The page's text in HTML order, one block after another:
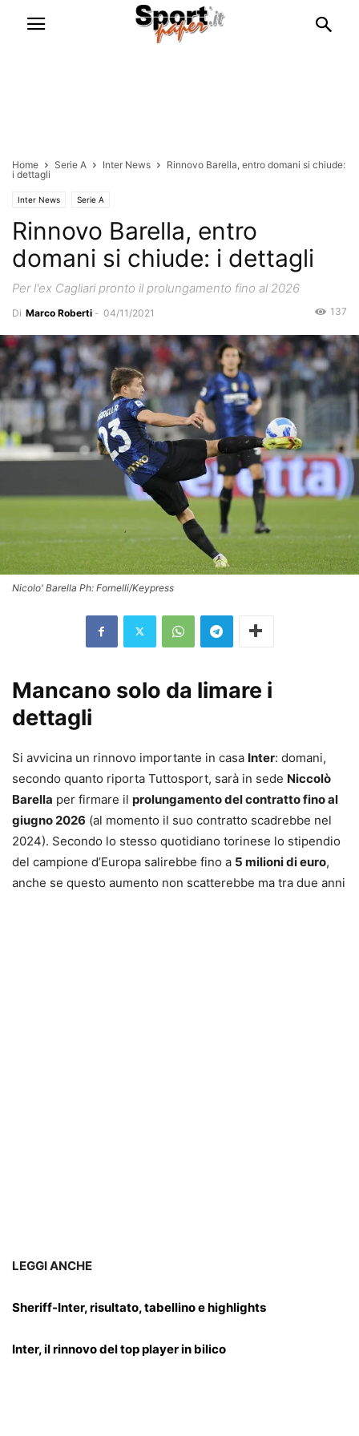
Home Serie A Inter News
Rinnovo Barella, entro domani si chiude:
i dettagli
Inter News Serie A
Rinnovo Barella, entro
domani si chiude: i dettagli
Per l'ex Cagliari pronto il prolungamento fino al 2026
Di Marco Roberti - 04/11/2021 137
Nicolo' Barella Ph: Fornelli/Keypress
Mancano solo da limare i
dettagli
Si avvicina un rinnovo importante in casa Inter: domani,
secondo quanto riporta Tuttosport, sarà in sede Niccolò
Barella per firmare il prolungamento del contratto fino al
giugno 2026 (al momento il suo contratto scadrebbe nel
2024). Secondo lo stesso quotidiano torinese lo stipendio
del campione d’Europa salirebbe fino a 5 milioni di euro,
anche se questo aumento non scatterebbe ma tra due anni
LEGGI ANCHE
Sheriff-Inter, risultato, tabellino e highlights
Inter, il rinnovo del top player in bilico